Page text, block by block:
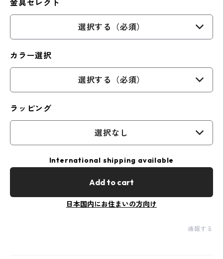
金具セレクト
選択する（必須）
カラー選択
選択する（必須）
ラッピング
選択なし
International shipping available
Add to cart
日本国内にお住まいの方向け
通報する